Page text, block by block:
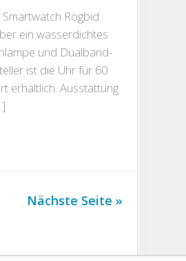
Rogbid
ein wasserdichtes
und Dualband-
ist die Uhr für 60
erhältlich. Ausstattung
Nächste Seite »